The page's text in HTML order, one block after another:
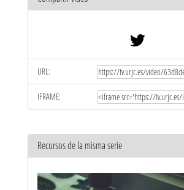
URL:
IFRAME:
Recursos de la misma serie